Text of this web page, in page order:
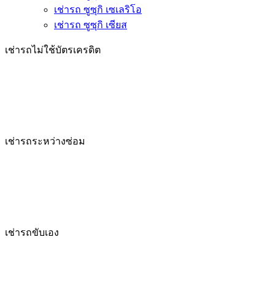
เช่ารถ ซูซุกิ เซเลริโอ
เช่ารถ ซูซุกิ เซียส
เช่ารถไม่ใช้บัตรเครดิต
เช่ารถระหว่างซ่อม
เช่ารถขับเอง